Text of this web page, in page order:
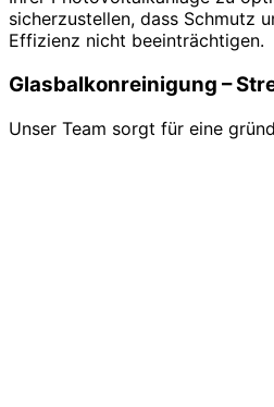
sicherzustellen, dass Schmutz
Effizienz nicht beeinträchtigen.
Glasbalkonreinigung –
Unser Team sorgt für eine